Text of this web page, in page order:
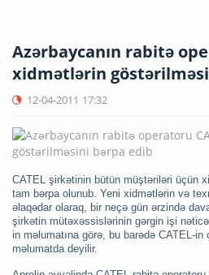
Azərbaycanın rabitə
xidmətlərin
12-04-2011 17:32
CATEL şirkətinin bütün müştəriləri üçün
tam bərpa olunub. Yeni xidmətlərin və
əlaqədar olaraq, bir neçə gün ərzində
şirkətin mütəxəssislərinin gərgin işi
in məlumatına görə, bu barədə CATEL-in
məlumatda deyilir.